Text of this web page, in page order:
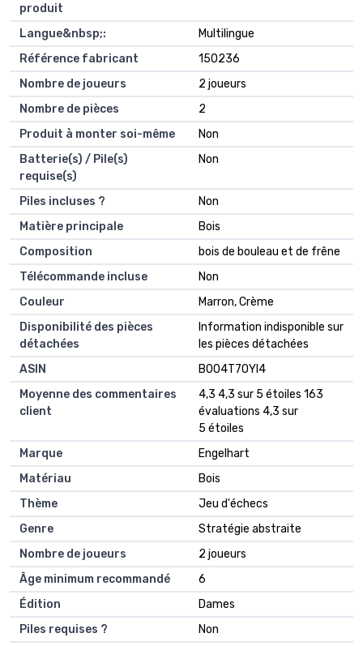
produit
Langue&nbsp;:
‎Multilingue
Référence fabricant
‎150236
Nombre de joueurs
‎2 joueurs
Nombre de pièces
‎2
Produit à monter soi-même
‎Non
Batterie(s) / Pile(s)
requise(s)
‎Non
Piles incluses ?
‎Non
Matière principale
‎Bois
Composition
‎bois de bouleau et de frêne
Télécommande incluse
‎Non
Couleur
‎Marron, Crème
Disponibilité des pièces
détachées
‎Information indisponible sur
les pièces détachées
ASIN
B004T7OYI4
Moyenne des commentaires
client
4,3 4,3 sur 5 étoiles 163
évaluations 4,3 sur
5 étoiles
Marque
Engelhart
Matériau
Bois
Thème
Jeu d'échecs
Genre
Stratégie abstraite
Nombre de joueurs
2 joueurs
Âge minimum recommandé
6
Édition
Dames
Piles requises ?
Non